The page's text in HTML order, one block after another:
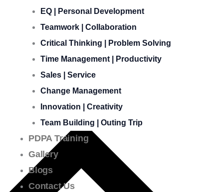
EQ | Personal Development
Teamwork | Collaboration
Critical Thinking | Problem Solving
Time Management | Productivity
Sales | Service
Change Management
Innovation | Creativity
Team Building | Outing Trip
PDPA Training
Gallery
Blogs
Contact Us